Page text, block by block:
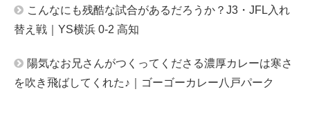
こんなにも残酷な試合があるだろうか？J3・JFL入れ
替え戦｜YS横浜 0-2 高知
陽気なお兄さんがつくってくださる濃厚カレーは寒さ
を吹き飛ばしてくれた♪｜ゴーゴーカレー八戸パーク